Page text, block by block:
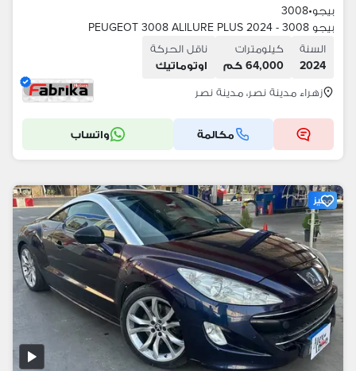
بيجو•
3008
بيجو 3008 - 2024 PEUGEOT 3008 ALlLURE PLUS
السنة
2024
كيلومترات
64,000 كم
ناقل الحركة
اوتوماتيك
زهراء مدينة نصر، مدينة نصر
مكالمة واتساب
مميز